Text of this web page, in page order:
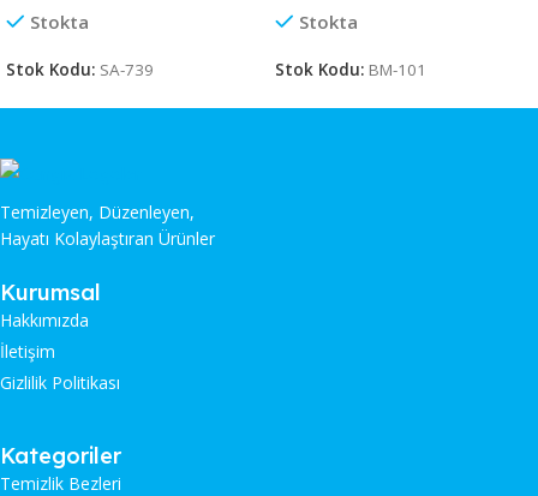
Stokta
Stok Kodu: SA-739
Stokta
Stok Kodu: BM-101
Temizleyen, Düzenleyen,
Hayatı Kolaylaştıran Ürünler
Kurumsal
Hakkımızda
İletişim
Gizlilik Politikası
Kategoriler
Temizlik Bezleri